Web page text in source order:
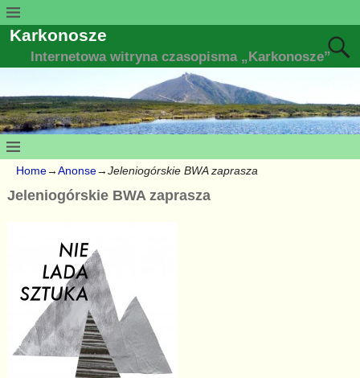
Karkonosze
Internetowa witryna czasopisma „Karkonosze”
Home→Anonse→Jeleniogórskie BWA zaprasza
Jeleniogórskie BWA zaprasza